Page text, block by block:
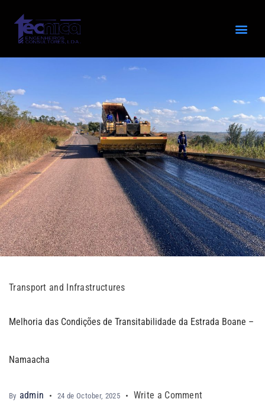
Transport and Infrastructures ​
Melhoria das Condições de Transitabilidade da Estrada Boane –
Namaacha
By admin 24 de October, 2025 Write a Comment